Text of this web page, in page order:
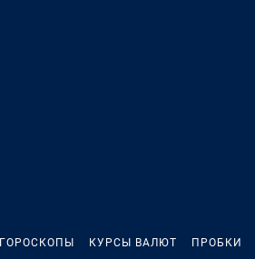
ГОРОСКОПЫ КУРСЫ ВАЛЮТ ПРОБКИ